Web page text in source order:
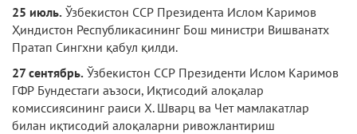
25 июль. Ўзбекистон ССР Президента Ислом Каримов
Ҳиндистон Республикасининг Бош министри Вишванатх
Пратап Сингхни қабул қилди.
27 сентябрь. Ўзбекистон ССР Президен­ти Ислом Каримов
ГФР Бундестаги аъзоси, Иқтисодий алоқалар
комиссиясининг раиси X. Шварц ва Чет мамлакатлар
билан иқтисодий алоқаларни ривожлантириш